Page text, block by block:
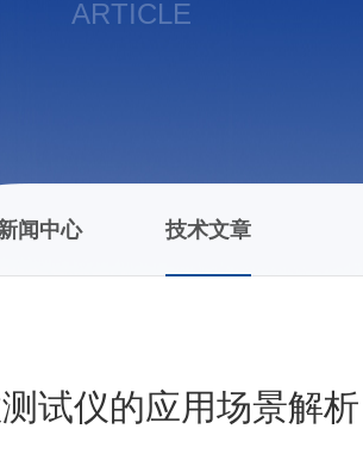
ARTICLE
闻中心 技术文章
试仪的应用场景解析